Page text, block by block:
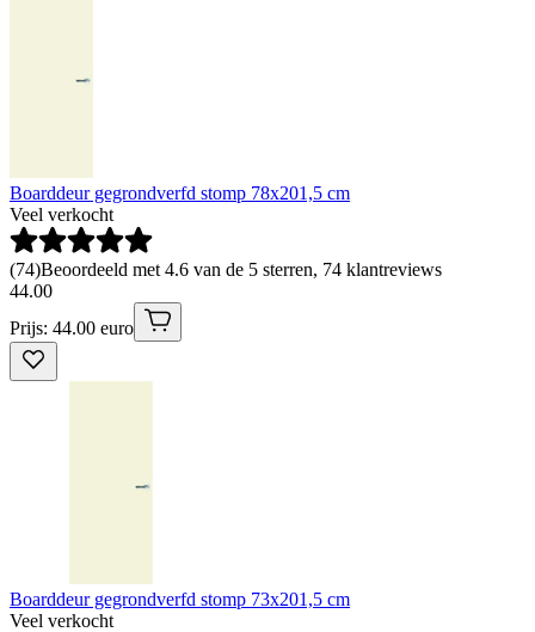
Boarddeur gegrondverfd stomp 78x201,5 cm
Veel verkocht
(74)Beoordeeld met 4.6 van de 5 sterren, 74 klantreviews
44.00
Prijs: 44.00 euro
Boarddeur gegrondverfd stomp 73x201,5 cm
Veel verkocht